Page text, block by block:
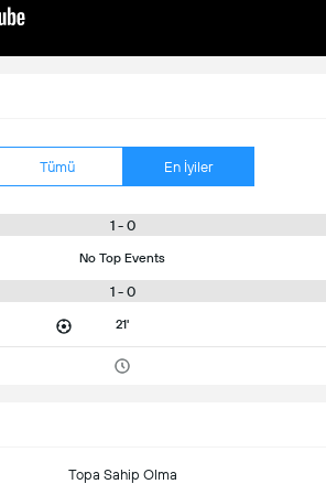
Tümü En İyiler
1 - 0
No Top Events
1 - 0
21'
Topa Sahip Olma